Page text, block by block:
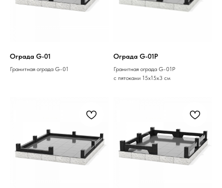
Ограда G-01
Гранитная ограда G-01
Ограда G-01P
Гранитная ограда G-01P
с пятоками 15х15х3 см